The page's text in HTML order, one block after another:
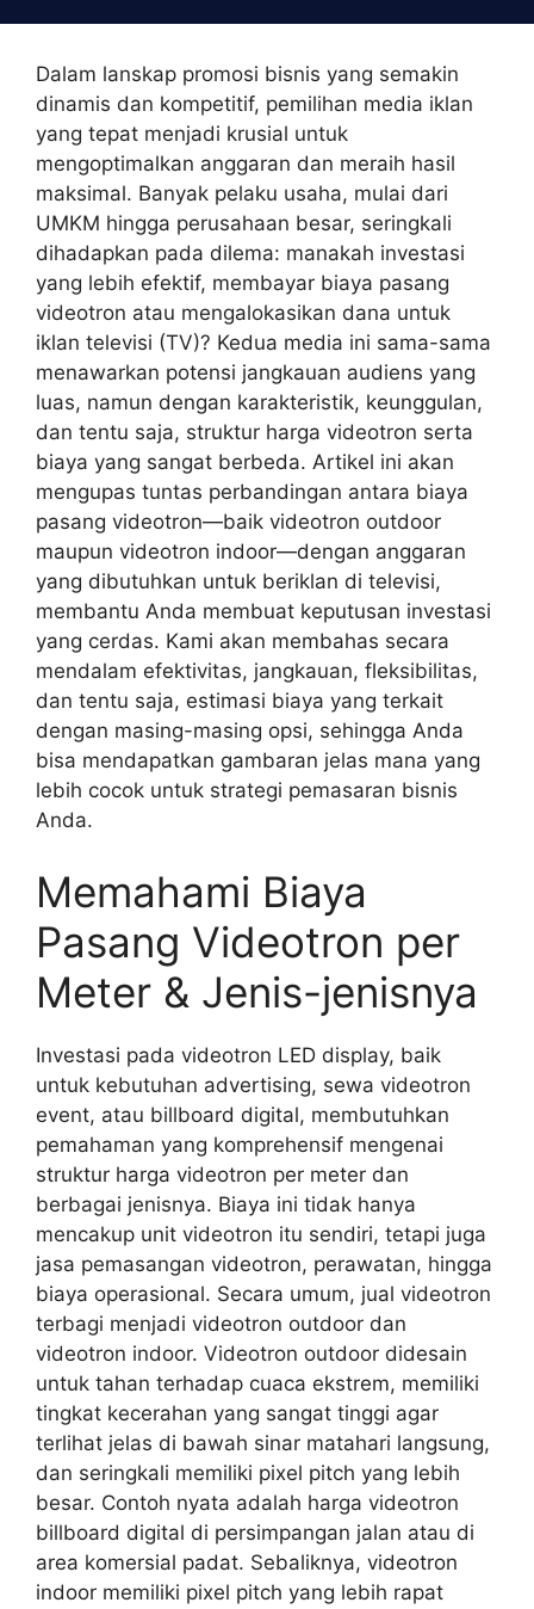
contentDalam lanskap promosi bisnis yang semakin
dinamis dan kompetitif, pemilihan media iklan
yang tepat menjadi krusial untuk
mengoptimalkan anggaran dan meraih hasil
maksimal. Banyak pelaku usaha, mulai dari
UMKM hingga perusahaan besar, seringkali
dihadapkan pada dilema: manakah investasi
yang lebih efektif, membayar biaya pasang
videotron atau mengalokasikan dana untuk
iklan televisi (TV)? Kedua media ini sama-sama
menawarkan potensi jangkauan audiens yang
luas, namun dengan karakteristik, keunggulan,
dan tentu saja, struktur harga videotron serta
biaya yang sangat berbeda. Artikel ini akan
mengupas tuntas perbandingan antara biaya
pasang videotron—baik videotron outdoor
maupun videotron indoor—dengan anggaran
yang dibutuhkan untuk beriklan di televisi,
membantu Anda membuat keputusan investasi
yang cerdas. Kami akan membahas secara
mendalam efektivitas, jangkauan, fleksibilitas,
dan tentu saja, estimasi biaya yang terkait
dengan masing-masing opsi, sehingga Anda
bisa mendapatkan gambaran jelas mana yang
lebih cocok untuk strategi pemasaran bisnis
Anda.
Memahami Biaya
Pasang Videotron per
Meter & Jenis-jenisnya
Investasi pada videotron LED display, baik
untuk kebutuhan advertising, sewa videotron
event, atau billboard digital, membutuhkan
pemahaman yang komprehensif mengenai
struktur harga videotron per meter dan
berbagai jenisnya. Biaya ini tidak hanya
mencakup unit videotron itu sendiri, tetapi juga
jasa pemasangan videotron, perawatan, hingga
biaya operasional. Secara umum, jual videotron
terbagi menjadi videotron outdoor dan
videotron indoor. Videotron outdoor didesain
untuk tahan terhadap cuaca ekstrem, memiliki
tingkat kecerahan yang sangat tinggi agar
terlihat jelas di bawah sinar matahari langsung,
dan seringkali memiliki pixel pitch yang lebih
besar. Contoh nyata adalah harga videotron
billboard digital di persimpangan jalan atau di
area komersial padat. Sebaliknya, videotron
indoor memiliki pixel pitch yang lebih rapat